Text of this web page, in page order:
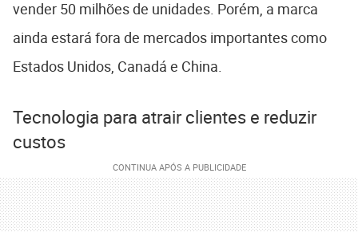
vender 50 milhões de unidades. Porém, a marca
ainda estará fora de mercados importantes como
Estados Unidos, Canadá e China.
Tecnologia para atrair clientes e reduzir
custos